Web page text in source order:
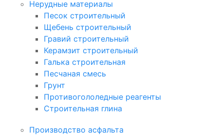
Нерудные материалы
Песок строительный
Щебень строительный
Гравий строительный
Керамзит строительный
Галька строительная
Песчаная смесь
Грунт
Противогололедные реагенты
Строительная глина
Производство асфальта